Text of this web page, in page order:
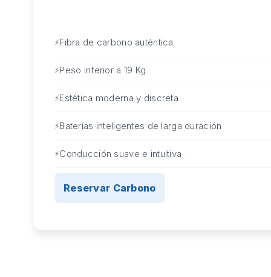
Fibra de carbono auténtica
Peso inferior a 19 Kg
Estética moderna y discreta
Baterías inteligentes de larga duración
Conducción suave e intuitiva
Reservar Carbono